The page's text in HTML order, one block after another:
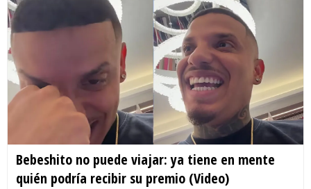
Bebeshito no puede viajar: ya tiene en mente
quién podría recibir su premio (Video)